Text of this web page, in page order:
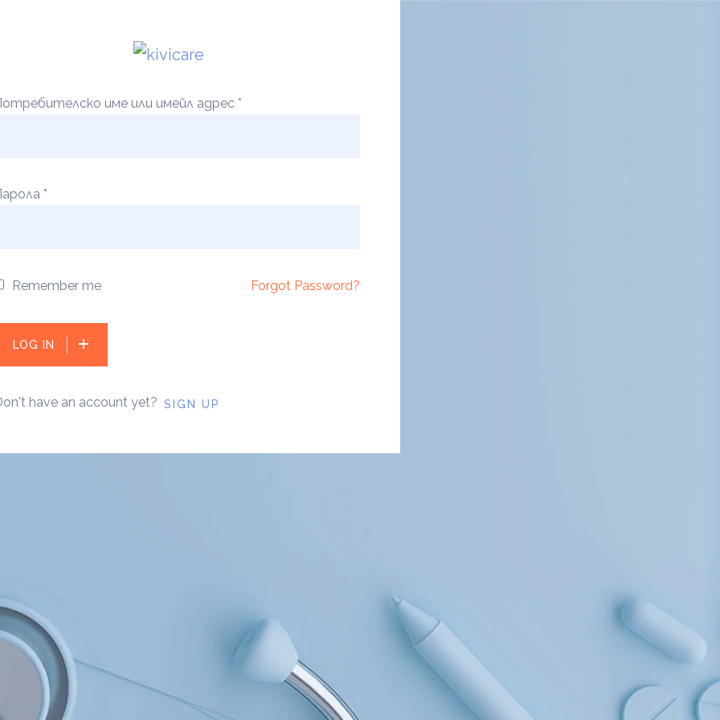
име или имейл адрес *
*
Remember me Forgot Password?
LOG IN
have an account yet? SIGN UP